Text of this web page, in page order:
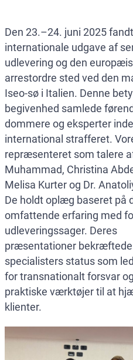
Den 23.–24. juni 2025
internationale udgave af
udlevering og den
arrestordre sted ved den
Iseo-sø i Italien. Denne
begivenhed samlede
dommere og eksperter
international strafferet.
repræsenteret som talere
Muhammad, Christina
Melisa Kurter og Dr.
De holdt oplæg baseret på
omfattende erfaring med
udleveringssager. Deres
præsentationer
specialisters status som
for transnationalt forsvar
praktiske værktøjer til at
klienter.